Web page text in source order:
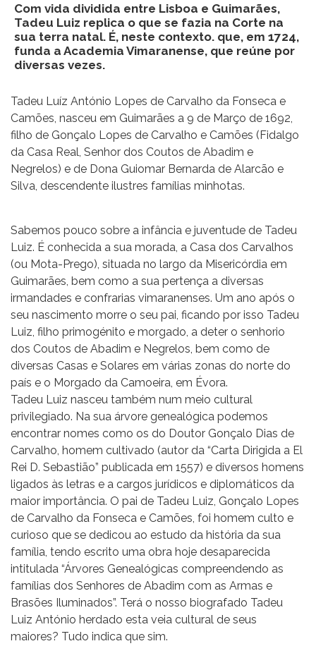
Com vida dividida entre Lisboa e Guimarães,
Tadeu Luiz replica o que se fazia na Corte na
sua terra natal. É, neste contexto. que, em 1724,
funda a Academia Vimaranense, que reúne por
diversas vezes.
Tadeu Luíz António Lopes de Carvalho da Fonseca e
Camões, nasceu em Guimarães a 9 de Março de 1692,
filho de Gonçalo Lopes de Carvalho e Camões (Fidalgo
da Casa Real, Senhor dos Coutos de Abadim e
Negrelos) e de Dona Guiomar Bernarda de Alarcão e
Silva, descendente ilustres famílias minhotas.
Sabemos pouco sobre a infância e juventude de Tadeu
Luiz. É conhecida a sua morada, a Casa dos Carvalhos
(ou Mota-Prego), situada no largo da Misericórdia em
Guimarães, bem como a sua pertença a diversas
irmandades e confrarias vimaranenses. Um ano após o
seu nascimento morre o seu pai, ficando por isso Tadeu
Luiz, filho primogénito e morgado, a deter o senhorio
dos Coutos de Abadim e Negrelos, bem como de
diversas Casas e Solares em várias zonas do norte do
país e o Morgado da Camoeira, em Évora.
Tadeu Luiz nasceu também num meio cultural
privilegiado. Na sua árvore genealógica podemos
encontrar nomes como os do Doutor Gonçalo Dias de
Carvalho, homem cultivado (autor da “Carta Dirigida a El
Rei D. Sebastião” publicada em 1557) e diversos homens
ligados às letras e a cargos jurídicos e diplomáticos da
maior importância. O pai de Tadeu Luiz, Gonçalo Lopes
de Carvalho da Fonseca e Camões, foi homem culto e
curioso que se dedicou ao estudo da história da sua
família, tendo escrito uma obra hoje desaparecida
intitulada “Árvores Genealógicas compreendendo as
famílias dos Senhores de Abadim com as Armas e
Brasões Iluminados”. Terá o nosso biografado Tadeu
Luiz António herdado esta veia cultural de seus
maiores? Tudo indica que sim.